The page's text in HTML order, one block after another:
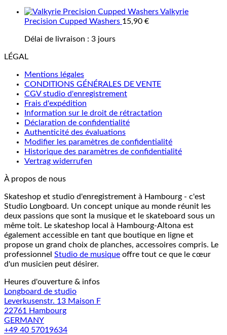
Valkyrie
Precision Cupped Washers 15,90 €
Délai de livraison : 3 jours
LÉGAL
Mentions légales
CONDITIONS GÉNÉRALES DE VENTE
CGV studio d'enregistrement
Frais d'expédition
Information sur le droit de rétractation
Déclaration de confidentialité
Authenticité des évaluations
Modifier les paramètres de confidentialité
Historique des paramètres de confidentialité
Vertrag widerrufen
À propos de nous
Skateshop et studio d'enregistrement à Hambourg - c'est
Studio Longboard. Un concept unique au monde réunit les
deux passions que sont la musique et le skateboard sous un
même toit. Le skateshop local à Hambourg-Altona est
également accessible en tant que boutique en ligne et
propose un grand choix de planches, accessoires compris. Le
professionnel Studio de musique offre tout ce que le cœur
d'un musicien peut désirer.
Heures d'ouverture & infos
Longboard de studio
Leverkusenstr. 13 Maison F
22761 Hambourg
GERMANY
+49 40 57019634